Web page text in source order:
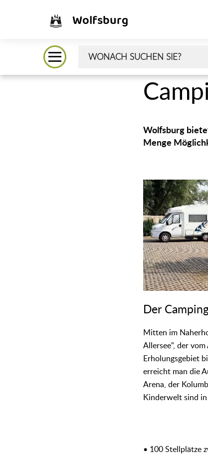
Wolfsburg
Wolfsburg
Menge
Der
Mitten im
Allersee", der
Erholungsgebiet
erreicht man die
Arena, der
Kinderwelt sind
• 100 Stellplätze